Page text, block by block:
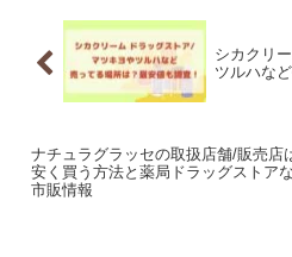
ナモル アイシャドウの口コミ
（悪...
シカクリ
ツルハな
ナチュラグラッセの取扱店舗/販売店
安く買う方法と薬局ドラッグストア
市販情報